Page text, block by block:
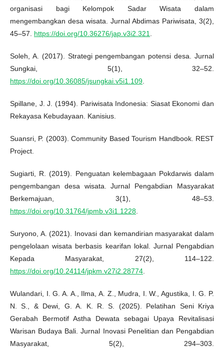
organisasi bagi Kelompok Sadar Wisata dalam
mengembangkan desa wisata. Jurnal Abdimas Pariwisata, 3(2),
45–57. https://doi.org/10.36276/jap.v3i2.321
Soleh, A. (2017). Strategi pengembangan potensi desa. Jurnal
Sungkai, 5(1), 32–52.
https://doi.org/10.36085/jsungkai.v5i1.109
Spillane, J. J. (1994). Pariwisata Indonesia: Siasat Ekonomi dan
Rekayasa Kebudayaan. Kanisius.
Suansri, P. (2003). Community Based Tourism Handbook. REST
Project.
Sugiarti, R. (2019). Penguatan kelembagaan Pokdarwis dalam
pengembangan desa wisata. Jurnal Pengabdian Masyarakat
Berkemajuan, 3(1), 48–53.
https://doi.org/10.31764/jpmb.v3i1.1228
Suryono, A. (2021). Inovasi dan kemandirian masyarakat dalam
pengelolaan wisata berbasis kearifan lokal. Jurnal Pengabdian
Kepada Masyarakat, 27(2), 114–122.
https://doi.org/10.24114/jpkm.v27i2.28774
Wulandari, I. G. A. A., Ilma, A. Z., Mudra, I. W., Agustika, I. G. P.
N. S., & Dewi, G. A. K. R. S. (2025). Pelatihan Seni Kriya
Gerabah Bermotif Astha Dewata sebagai Upaya Revitalisasi
Warisan Budaya Bali. Jurnal Inovasi Penelitian dan Pengabdian
Masyarakat, 5(2), 294–303.